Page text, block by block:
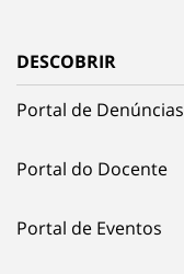
DESCOBRIR
Portal de Denúncias
Portal do Docente
Portal de Eventos